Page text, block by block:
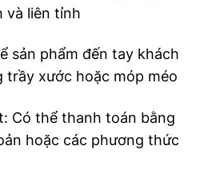
và liên tỉnh
sản phẩm đến tay khách
trầy xước hoặc móp méo
Có thể thanh toán bằng
hoặc các phương thức